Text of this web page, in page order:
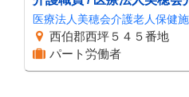
医療法人美穂会介護老人保健
西伯郡西坪５４５番地
パート労働者